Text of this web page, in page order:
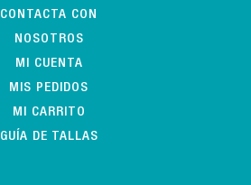
CONTACTA CON
NOSOTROS
MI CUENTA
MIS PEDIDOS
MI CARRITO
GUÍA DE TALLAS